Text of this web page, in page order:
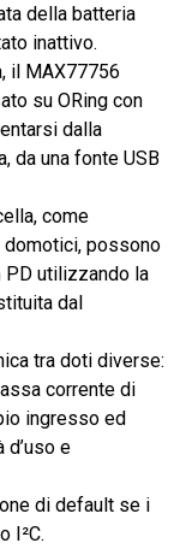
della batteria
inattivo.
il MAX77756
su ORing con
dalla
da una fonte USB
come
domotici, possono
utilizzando la
dal
tra doti diverse:
corrente di
ingresso ed
e
di default se i
I²C.